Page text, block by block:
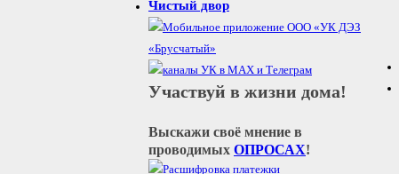
Чистый двор
Участвуй в жизни дома!
Выскажи своё мнение в
проводимых ОПРОСАХ!